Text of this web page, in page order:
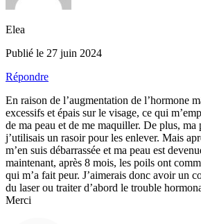
Elea
Publié le 27 juin 2024
Répondre
En raison de l’augmentation de l’hormone
excessifs et épais sur le visage, ce qui
de ma peau et de me maquiller. De plus, ma
j’utilisais un rasoir pour les enlever. Mais
m’en suis débarrassée et ma peau est
maintenant, après 8 mois, les poils ont
qui m’a fait peur. J’aimerais donc avoir un
du laser ou traiter d’abord le trouble
Merci